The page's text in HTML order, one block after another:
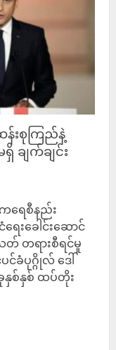
းစုကြည်နဲ့
ချက်ချင်း
ရေစီနည်း
းခေါင်းဆောင်
တရားစီရင်မှု
ခံပုဂ္ဂိုလ် ဒေါ်
နှစ်နှစ် ထပ်တိုး